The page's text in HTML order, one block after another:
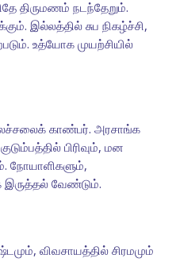
திருமணம் நடந்தேறும்.
இல்லத்தில் சுப நிகழ்ச்சி,
உத்யோக முயற்சியில்
காண்பர். அரசாங்க
பிரிவும், மன
நோயாளிகளும்,
இருத்தல் வேண்டும்.
விவசாயத்தில் சிரமமும்